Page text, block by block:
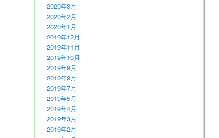
2020年3月
2020年2月
2020年1月
2019年12月
2019年11月
2019年10月
2019年9月
2019年8月
2019年7月
2019年5月
2019年4月
2019年3月
2019年2月